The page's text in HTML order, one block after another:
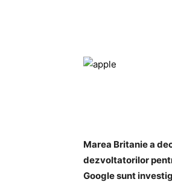
Marea Britanie a
dezvoltatorilor
Google sunt